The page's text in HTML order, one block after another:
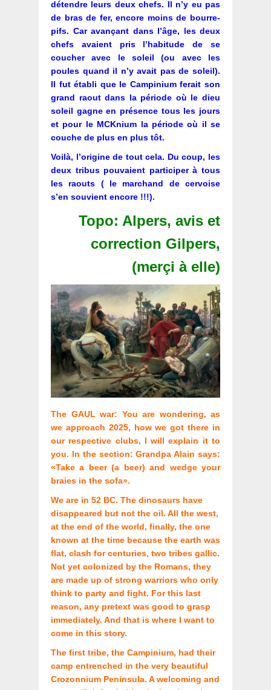
détendre leurs deux chefs. Il n’y eu pas
de bras de fer, encore moins de bourre-
pifs. Car avançant dans l’âge, les deux
chefs avaient pris l’habitude de se
coucher avec le soleil (ou avec les
poules quand il n’y avait pas de soleil).
Il fut établi que le Campinium ferait son
grand raout dans la période où le dieu
soleil gagne en présence tous les jours
et pour le MCKnium la période où il se
couche de plus en plus tôt.
Voilà, l’origine de tout cela. Du coup, les
deux tribus pouvaient participer à tous
les raouts ( le marchand de cervoise
s’en souvient encore !!!).
Topo: Alpers, avis et
correction Gilpers,
(merçi à elle)
The GAUL war: You are wondering, as
we approach 2025, how we got there in
our respective clubs, I will explain it to
you. In the section: Grandpa Alain says:
«Take a beer (a beer) and wedge your
braies in the sofa».
We are in 52 BC. The dinosaurs have
disappeared but not the oil. All the west,
at the end of the world, finally, the one
known at the time because the earth was
flat, clash for centuries, two tribes gallic.
Not yet colonized by the Romans, they
are made up of strong warriors who only
think to party and fight. For this last
reason, any pretext was good to grasp
immediately. And that is where I want to
come in this story.
The first tribe, the Campinium, had their
camp entrenched in the very beautiful
Crozonnium Peninsula. A welcoming and